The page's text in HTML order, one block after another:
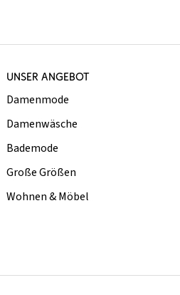
UNSER ANGEBOT
Damenmode
Damenwäsche
Bademode
Große Größen
Wohnen & Möbel